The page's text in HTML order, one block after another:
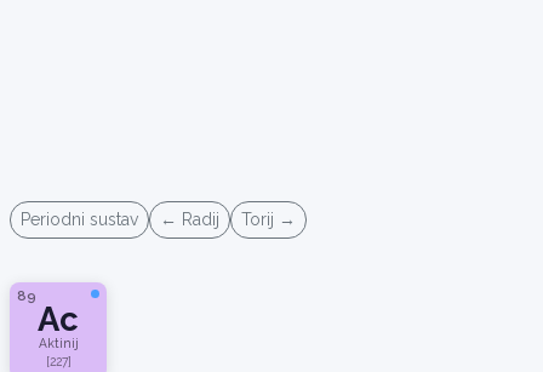
Periodni sustav ← Radij Torij →
89
Ac
Aktinij
[227]